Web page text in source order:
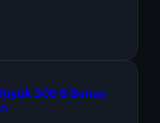
300 $ Bonus